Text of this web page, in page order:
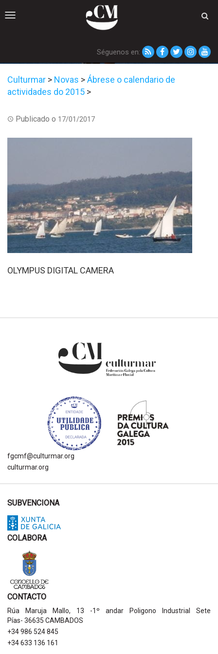
Toggle
Séguenos en:
Culturmar > Novas >Ábrese o calendario de
actividades do 2015 >
Publicado o 17/01/2017
OLYMPUS DIGITAL CAMERA
fgcmf@culturmar.org
culturmar.org
SUBVENCIONA
COLABORA
CONTACTO
Rúa Maruja Mallo, 13 -1º andar Poligono Industrial Sete
Pías- 36635 CAMBADOS
+34 986 524 845
+34 633 136 161